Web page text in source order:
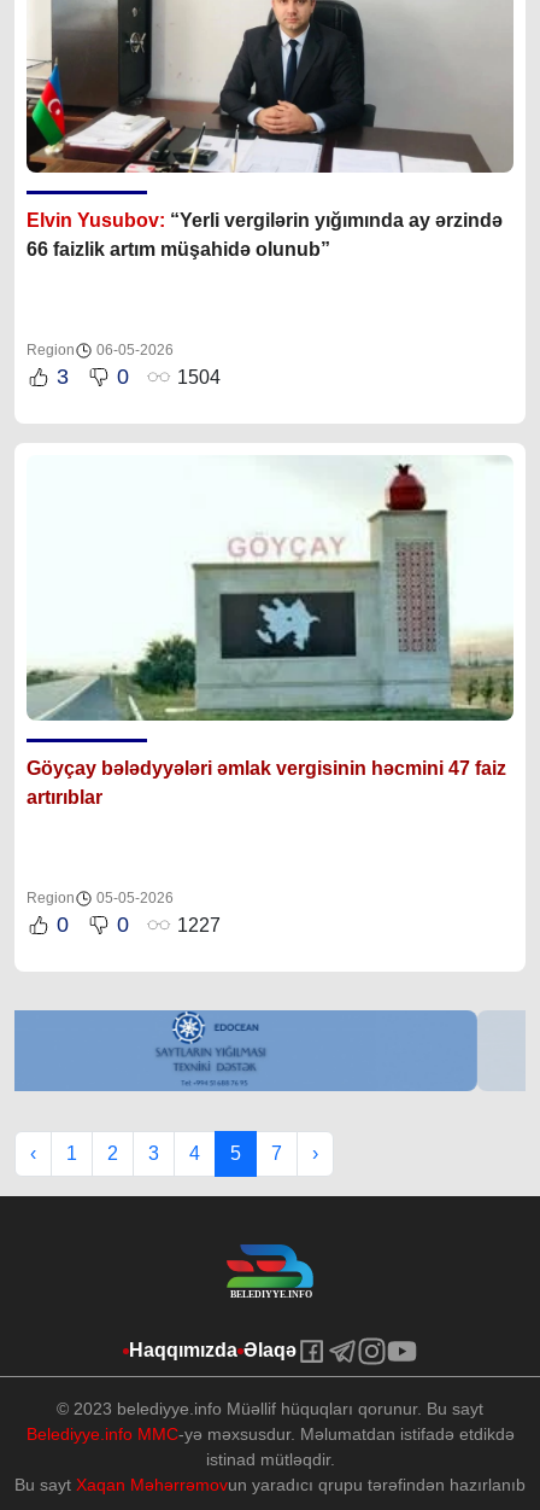
Elvin Yusubov: “Yerli vergilərin yığımında ay ərzində
66 faizlik artım müşahidə olunub”
Region 06-05-2026
3 0 1504
Göyçay bələdyyələri əmlak vergisinin həcmini 47 faiz
artırıblar
Region 05-05-2026
0 0 1227
‹ 1 2 3 4 5 7 ›
Haqqımızda Əlaqə
© 2023 belediyye.info Müəllif hüquqları qorunur. Bu sayt
Belediyye.info MMC-yə məxsusdur. Məlumatdan istifadə etdikdə
istinad mütləqdir.
Bu sayt Xaqan Məhərrəmovun yaradıcı qrupu tərəfindən hazırlanıb